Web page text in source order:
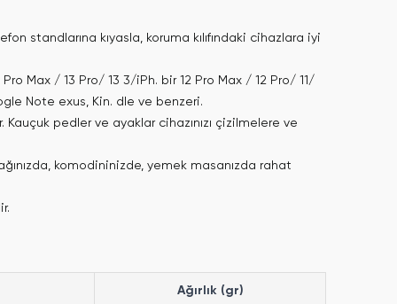
standlarına kıyasla, koruma kılıfındaki cihazlara iyi
Max / 13 Pro/ 13 3/iPh. bir 12 Pro Max / 12 Pro/ 11/
Note exus, Kin. dle ve benzeri.
pedler ve ayaklar cihazınızı çizilmelere ve
komodininizde, yemek masanızda rahat
Ağırlık (gr)